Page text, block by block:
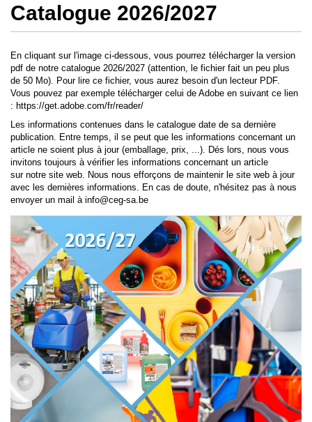
Catalogue 2026/2027
En cliquant sur l'image ci-dessous, vous pourrez télécharger la version
pdf de notre catalogue 2026/2027 (attention, le fichier fait un peu plus
de 50 Mo). Pour lire ce fichier, vous aurez besoin d'un lecteur PDF.
Vous pouvez par exemple télécharger celui de Adobe en suivant ce lien
: https://get.adobe.com/fr/reader/
Les informations contenues dans le catalogue date de sa dernière
publication. Entre temps, il se peut que les informations concernant un
article ne soient plus à jour (emballage, prix, ...). Dés lors, nous vous
invitons toujours à vérifier les informations concernant un article
sur notre site web. Nous nous efforçons de maintenir le site web à jour
avec les dernières informations. En cas de doute, n'hésitez pas à nous
envoyer un mail à info@ceg-sa.be